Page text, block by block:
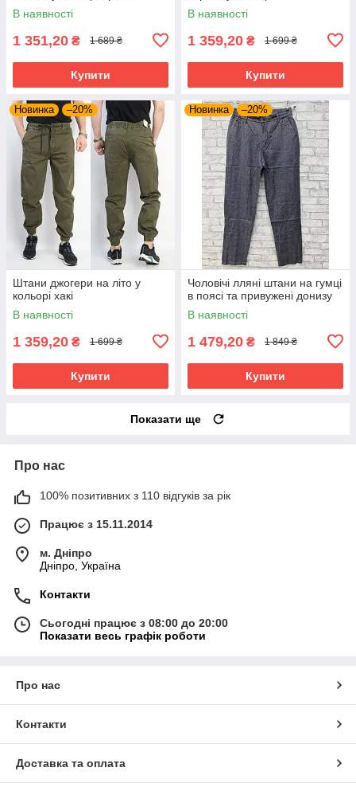
В наявності
1 351,20 ₴ 1 689 ₴
Купити
В наявності
1 359,20 ₴ 1 699 ₴
Купити
Новинка –20%
Штани джогери на літо у
кольорі хакі
В наявності
1 359,20 ₴ 1 699 ₴
Купити
Новинка –20%
Чоловічі лляні штани на гумці
в поясі та привужені донизу
В наявності
1 479,20 ₴ 1 849 ₴
Купити
Показати ще
Про нас
100% позитивних з 110 відгуків за рік
Працює з 15.11.2014
м. Дніпро
Дніпро, Україна
Контакти
Сьогодні працює з 08:00 до 20:00
Показати весь графік роботи
Про нас
Контакти
Доставка та оплата